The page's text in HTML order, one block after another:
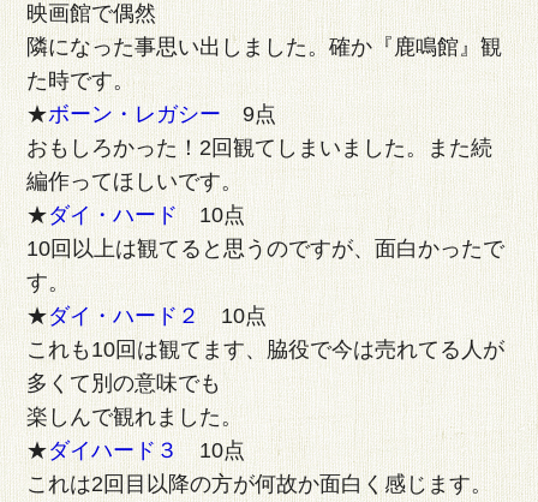
映画館で偶然
隣になった事思い出しました。確か『鹿鳴館』観
た時です。
★ボーン・レガシー9点
おもしろかった！2回観てしまいました。また続
編作ってほしいです。
★ダイ・ハード10点
10回以上は観てると思うのですが、面白かったで
す。
★ダイ・ハード２10点
これも10回は観てます、脇役で今は売れてる人が
多くて別の意味でも
楽しんで観れました。
★ダイハード３10点
これは2回目以降の方が何故か面白く感じます。